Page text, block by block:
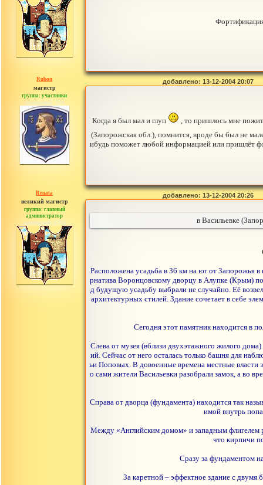
Rubon
магистр
группа: участники
сообщений: 324
добавлено: 13-12-2004 20:07
Когда я был мал и глуп
, то пришлось мне
(Запорожская обл.), помнится, вроде бы был не
ибудь поможет любой информацией или пришлёт
Renata
великий магистр
группа: главный
администратор
сообщений: 2765
добавлено: 13-12-2004 20:26
в Васильевке
Расположена усадьба в 36 км на юг от Запорожья в
рнатива Воронцовскому дворцу в Алупке (Крым) по
д будущую усадьбу выбрали не случайно. Её
архитектурных стилей. Здание сочетает в себе
Сегодня этот памятник находится в
Слева от музея (вблизи двухэтажного жилого
ий. Сейчас от него осталась только башня для
ьи Поповых. В довоенные времена местные власти
о сами жители Васильевки разобрали замок, а во
Справа от дворца (фундамента) находится так
имой внутрь
Между «Английским домом» и западным флигелем
что кирпичи
Сразу за фундаментом
За каретной – эффектное здание с